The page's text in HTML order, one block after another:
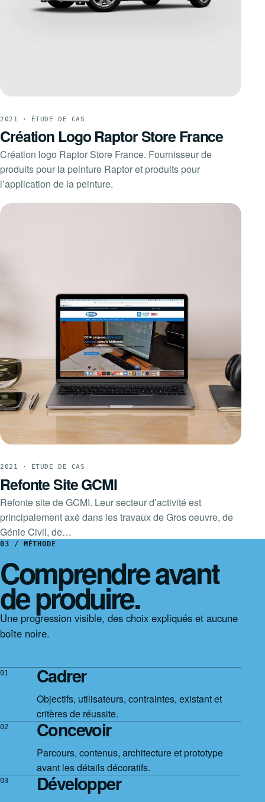
2021 · ÉTUDE DE CAS
Création Logo Raptor Store France
Création logo Raptor Store France. Fournisseur de
produits pour la peinture Raptor et produits pour
l’application de la peinture.
2021 · ÉTUDE DE CAS
Refonte Site GCMI
Refonte site de GCMI. Leur secteur d’activité est
principalement axé dans les travaux de Gros oeuvre, de
Génie Civil, de…
03 / MÉTHODE
Comprendre avant
de produire.
Une progression visible, des choix expliqués et aucune
boîte noire.
01 Cadrer
Objectifs, utilisateurs, contraintes, existant et
critères de réussite.
02 Concevoir
Parcours, contenus, architecture et prototype
avant les détails décoratifs.
03 Développer